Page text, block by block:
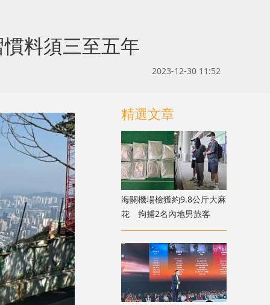
料須三至五年
2023-12-30 11:52
精選文章
海關機場檢獲約9.8公斤大麻
花 拘捕2名內地男旅客